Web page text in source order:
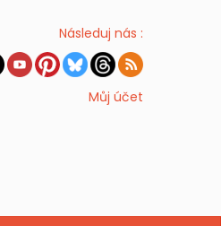
Následuj nás :
Můj účet